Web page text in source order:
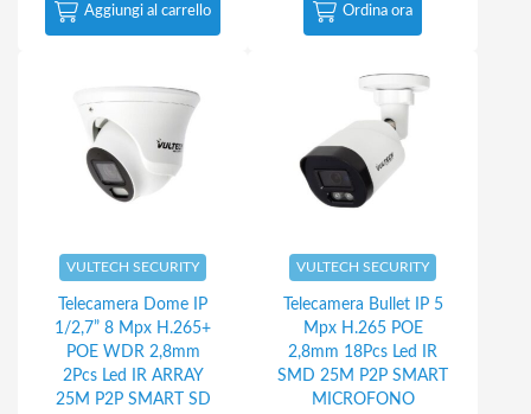
Aggiungi al carrello Ordina ora
VULTECH SECURITY
Telecamera Dome IP
1/2,7” 8 Mpx H.265+
POE WDR 2,8mm
2Pcs Led IR ARRAY
25M P2P SMART SD
VULTECH SECURITY
Telecamera Bullet IP 5
Mpx H.265 POE
2,8mm 18Pcs Led IR
SMD 25M P2P SMART
MICROFONO